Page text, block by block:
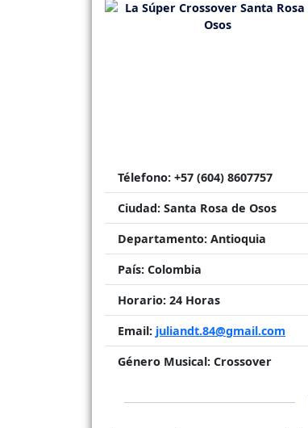
Télefono: +57 (604) 8607757
Ciudad: Santa Rosa de Osos
Departamento: Antioquia
País: Colombia
Horario: 24 Horas
Email: juliandt.84@gmail.com
Género Musical: Crossover